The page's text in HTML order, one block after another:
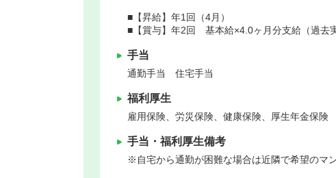
■【昇給】年1回（4月）
■【賞与】年2回 基本給×4.0ヶ月分支給（過去実
手当
通勤手当 住宅手当
福利厚生
雇用保険、労災保険、健康保険、厚生年金保険
手当・福利厚生備考
※自宅から通勤が困難な場合は近隣で希望のマ